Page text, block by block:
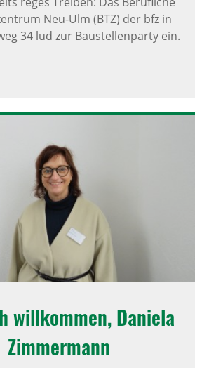
Neu-Ulm (BTZ) der bfz in
34 lud zur Baustellenparty ein.
will­kommen, Daniela
Zimmer­mann